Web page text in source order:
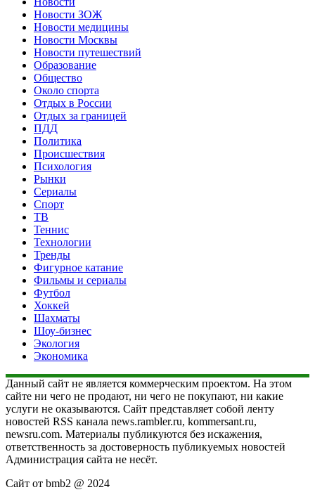
Новости ЗОЖ
Новости медицины
Новости Москвы
Новости путешествий
Образование
Общество
Около спорта
Отдых в России
Отдых за границей
ПДД
Политика
Происшествия
Психология
Рынки
Сериалы
Спорт
ТВ
Теннис
Технологии
Тренды
Фигурное катание
Фильмы и сериалы
Футбол
Хоккей
Шахматы
Шоу-бизнес
Экология
Экономика
Данный сайт не является коммерческим проектом. На этом
сайте ни чего не продают, ни чего не покупают, ни какие
услуги не оказываются. Сайт представляет собой ленту
новостей RSS канала news.rambler.ru, kommersant.ru,
newsru.com. Материалы публикуются без искажения,
ответственность за достоверность публикуемых новостей
Администрация сайта не несёт.
Сайт от bmb2 @ 2024